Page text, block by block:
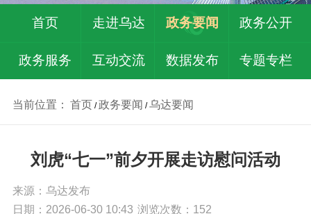
首页 走进乌达 政务要闻 政务公开
政务服务 互动交流 数据发布 专题专栏
当前位置： 首页 /政务要闻 /乌达要闻
刘虎“七一”前夕开展走访慰问活动
来源：乌达发布
日期：2026-06-30 10:43 浏览次数： 152